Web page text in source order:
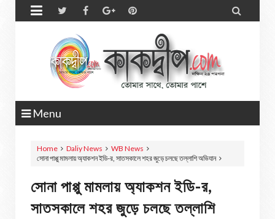
 
Menu
Home Daliy News
WB News
সোনা পাপ্পু মামলায় অ্যাকশন ইডি-র, সাতসকালে শহর জুড়ে চলছে তল্লাশি অভিযান
সোনা পাপ্পু মামলায় অ্যাকশন ইডি-র,
সাতসকালে শহর জুড়ে চলছে তল্লাশি